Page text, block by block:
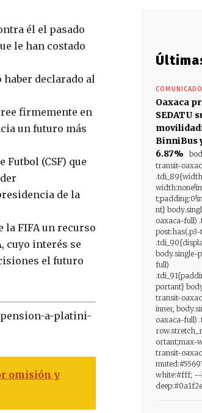
él el pasado
le han costado
declarado al
firmemente en
un futuro más
(CSF) que
de la
la FIFA un recurso
cuyo interés se
el futuro
a-platini-
omisión y
Oaxaca
SEDATU
BinniBus
6.87%
transit-
nt}
oaxaca-full)
body.single-
full)
portant}
transit-
inner,
oaxaca-full)
ortant;max-
transit-
white:#fff; --